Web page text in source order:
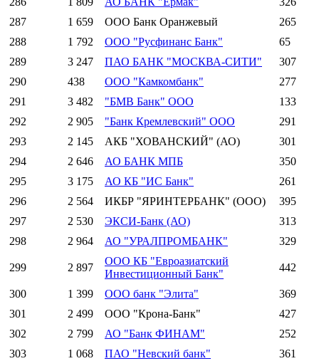
287
1 659 ООО Банк Оранжевый
265
288
1 792 ООО "Русфинанс Банк"
65
289
3 247 ПАО БАНК "МОСКВА-СИТИ"
307
290
438 ООО "Камкомбанк"
277
291
3 482 "БМВ Банк" ООО
133
292
2 905 "Банк Кремлевский" ООО
291
293
2 145 АКБ "ХОВАНСКИЙ" (АО)
301
294
2 646 АО БАНК МПБ
350
295
3 175 АО КБ "ИС Банк"
261
296
2 564 ИКБР "ЯРИНТЕРБАНК" (ООО)
395
297
2 530 ЭКСИ-Банк (АО)
313
298
2 964 АО "УРАЛПРОМБАНК" 329
299 2 897
ООО КБ "Евроазиатский
Инвестиционный Банк"
442
300 1 399 ООО банк "Элита"
369
301
2 499 ООО "Крона-Банк"
427
302
2 799 АО "Банк ФИНАМ"
252
303
1 068 ПАО "Невский банк"
361